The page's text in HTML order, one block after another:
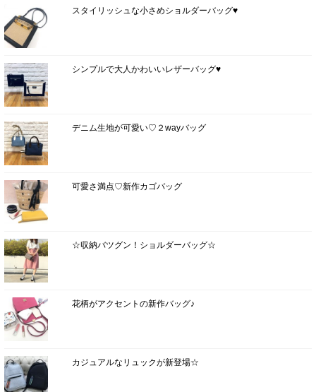
スタイリッシュな小さめショルダーバッグ♥
シンプルで大人かわいいレザーバッグ♥
デニム生地が可愛い♡２wayバッグ
可愛さ満点♡新作カゴバッグ
☆収納バツグン！ショルダーバッグ☆
花柄がアクセントの新作バッグ♪
カジュアルなリュックが新登場☆